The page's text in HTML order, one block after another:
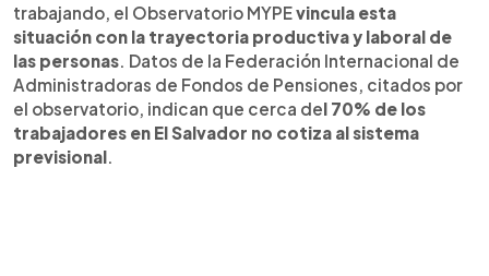
trabajando, el Observatorio MYPEvincula esta
situación con la trayectoria productiva y laboral de
las personas. Datos de la Federación Internacional de
Administradoras de Fondos de Pensiones, citados por
el observatorio, indican que cerca del 70% de los
trabajadores en El Salvador no cotiza al sistema
previsional.